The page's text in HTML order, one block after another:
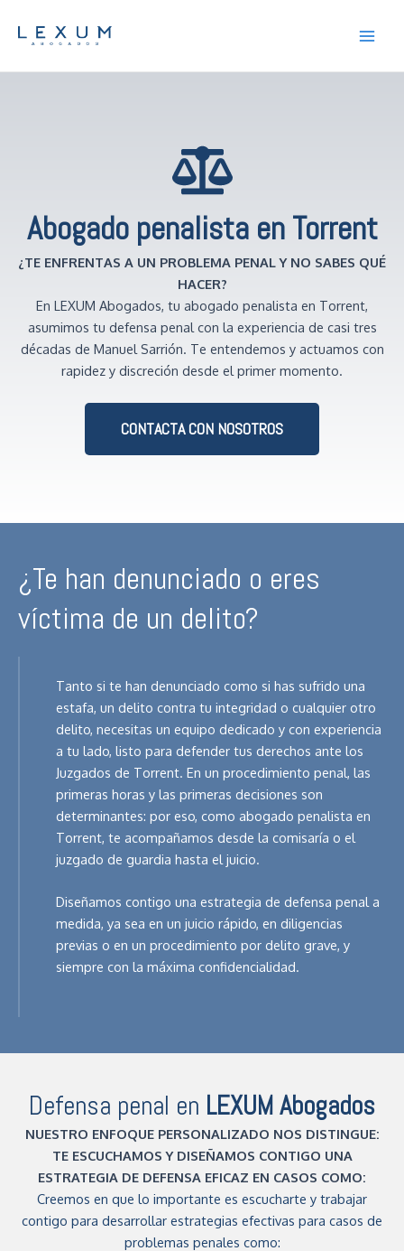
Abogado penalista en Torrent
¿TE ENFRENTAS A UN PROBLEMA PENAL Y NO SABES QUÉ
HACER?
En LEXUM Abogados, tu abogado penalista en Torrent,
asumimos tu defensa penal con la experiencia de casi tres
décadas de Manuel Sarrión. Te entendemos y actuamos con
rapidez y discreción desde el primer momento.
CONTACTA CON NOSOTROS
¿Te han denunciado o eres
víctima de un delito?
Tanto si te han denunciado como si has sufrido una
estafa, un delito contra tu integridad o cualquier otro
delito, necesitas un equipo dedicado y con experiencia
a tu lado, listo para defender tus derechos ante los
Juzgados de Torrent. En un procedimiento penal, las
primeras horas y las primeras decisiones son
determinantes: por eso, como abogado penalista en
Torrent, te acompañamos desde la comisaría o el
juzgado de guardia hasta el juicio.
Diseñamos contigo una estrategia de defensa penal a
medida, ya sea en un juicio rápido, en diligencias
previas o en un procedimiento por delito grave, y
siempre con la máxima confidencialidad.
Defensa penal en LEXUM Abogados
NUESTRO ENFOQUE PERSONALIZADO NOS DISTINGUE:
TE ESCUCHAMOS Y DISEÑAMOS CONTIGO UNA
ESTRATEGIA DE DEFENSA EFICAZ EN CASOS COMO:
Creemos en que lo importante es escucharte y trabajar
contigo para desarrollar estrategias efectivas para casos de
problemas penales como: